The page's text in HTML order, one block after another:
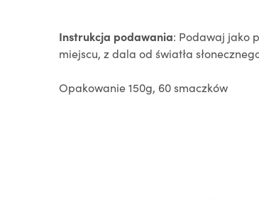
Instrukcja podawania: Podawaj jako
miejscu, z dala od światła
Opakowanie 150g, 60 smaczków